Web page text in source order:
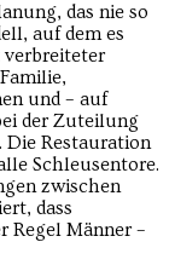
das nie so
auf dem es
und – auf
der Zuteilung
Restauration
Schleusentore.
zwischen
dass
Regel Männer –